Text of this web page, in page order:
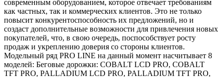
современным оборудованием, которое отвечает требованиям
как частных, так и коммерческих клиентов. Это не только
повысит конкурентоспособность их предложений, но и
создаст дополнительные возможности для привлечения новых
покупателей, что, в свою очередь, поспособствует росту
продаж и укреплению доверия со стороны клиентов.
Модельный ряд PRO LINE на данный момент насчитывает 8
моделей: Беговые дорожки: COBALT LCD PRO, COBALT
TFT PRO, PALLADIUM LCD PRO, PALLADIUM TFT PRO,